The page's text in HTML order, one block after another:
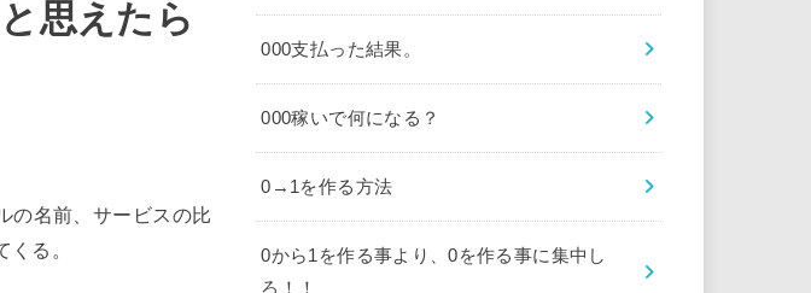
思えたら
の名前、サービスの比
る。
000支払った結果。
000稼いで何になる？
0→1を作る方法
0から1を作る事より、0を作る事に集中し
ろ！！